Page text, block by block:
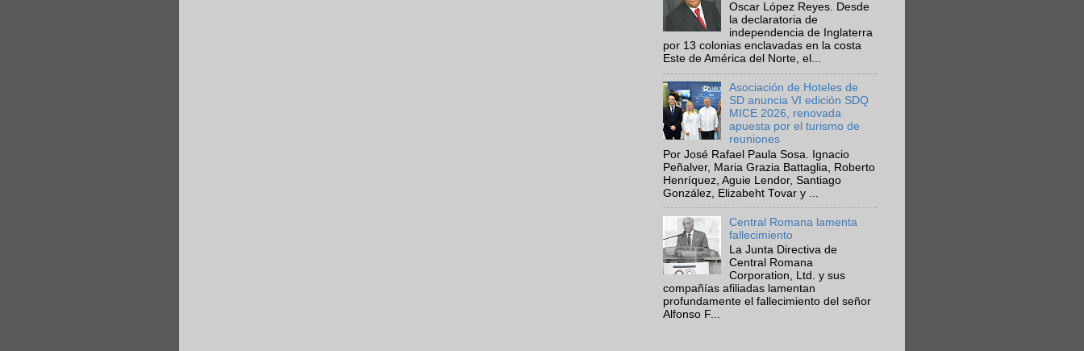
Oscar López Reyes. Desde
la declaratoria de
independencia de Inglaterra
por 13 colonias enclavadas en la costa
Este de América del Norte, el...
Asociación de Hoteles de
SD anuncia VI edición SDQ
MICE 2026, renovada
apuesta por el turismo de
reuniones
Por José Rafael Paula Sosa. Ignacio
Peñalver, Maria Grazia Battaglia, Roberto
Henríquez, Aguie Lendor, Santiago
González, Elizabeht Tovar y ...
Central Romana lamenta
fallecimiento
La Junta Directiva de
Central Romana
Corporation, Ltd. y sus
compañías afiliadas lamentan
profundamente el fallecimiento del señor
Alfonso F...